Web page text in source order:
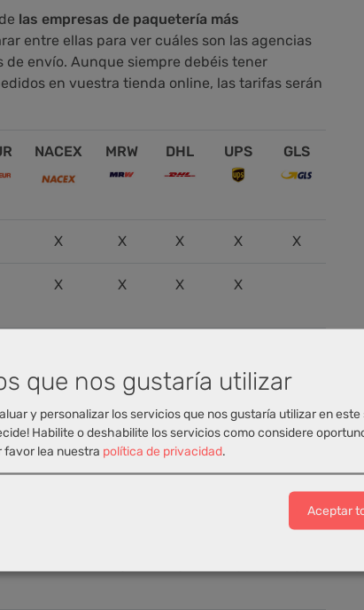
las empresas de paquetería más
entre ellas para ver cuáles son las agencias
envío. Aunque siempre debéis tener
en vuestra tienda online, las tarifas serán
NACEX MRW DHL UPS GLS
X X X X X
X X X X
X X X X
X X X X X
X
que nos gustaría utilizar
y personalizar los servicios que nos gustaría utilizar en este
Habilite o deshabilite los servicios como considere
favor lea nuestra política de privacidad.
Aceptar